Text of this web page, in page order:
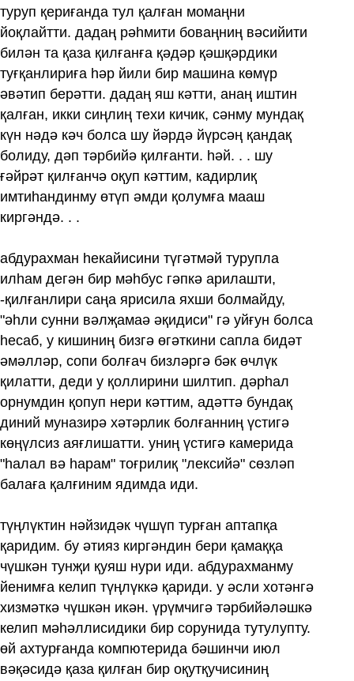
туруп қериғанда тул қалған момаңни
йоқлайтти. дадаң рәһмити боваңниң вәсийити
билән та қаза қилғанға қәдәр қәшқәрдики
туғқанлириға һәр йили бир машина көмүр
әвәтип берәтти. дадаң яш кәтти, анаң иштин
қалған, икки сиңлиң техи кичик, сәнму мундақ
күн нәдә кәч болса шу йәрдә йүрсәң қандақ
болиду, дәп тәрбийә қилғанти. һәй. . . шу
ғәйрәт қилғанчә оқуп кәттим, кадирлиқ
имтиһандинму өтүп әмди қолумға мааш
киргәндә. . .
абдурахман һекайисини түгәтмәй турупла
илһам дегән бир мәһбус гәпкә арилашти,
-қилғанлири саңа ярисила яхши болмайду,
"әһли сунни вәлҗамаә әқидиси" гә уйғун болса
һесаб, у кишиниң бизгә өгәткини сапла бидәт
әмәлләр, сопи болғач бизләргә бәк өчлүк
қилатти, деди у қоллирини шилтип. дәрһал
орнумдин қопуп нери кәттим, адәттә бундақ
диний муназирә хәтәрлик болғанниң үстигә
көңүлсиз аяғлишатти. униң үстигә камерида
"һалал вә һарам" тоғрилиқ "лексийә" сөзләп
балаға қалғиним ядимда иди.
түңлүктин нәйзидәк чүшүп турған аптапқа
қаридим. бу әтияз киргәндин бери қамаққа
чүшкән тунҗи қуяш нури иди. абдурахманму
йенимға келип түңлүккә қариди. у әсли хотәнгә
хизмәткә чүшкән икән. үрүмчигә тәрбийәләшкә
келип мәһәллисидики бир сорунида тутулупту.
өй ахтурғанда компютерида бәшинчи июл
вәқәсидә қаза қилған бир оқутқучисиниң